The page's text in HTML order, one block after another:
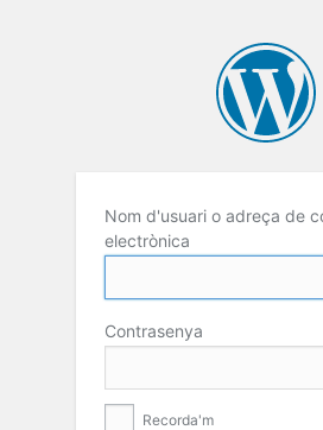
Nom d'usuari o adreça de
electrònica
Contrasenya
Recorda'm